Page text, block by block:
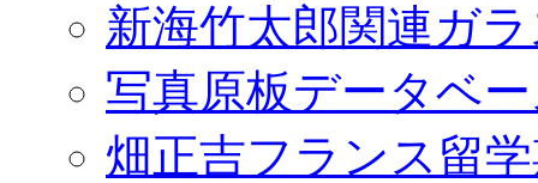
新海竹太郎関連ガ
写真原板データベ
畑正吉フランス留